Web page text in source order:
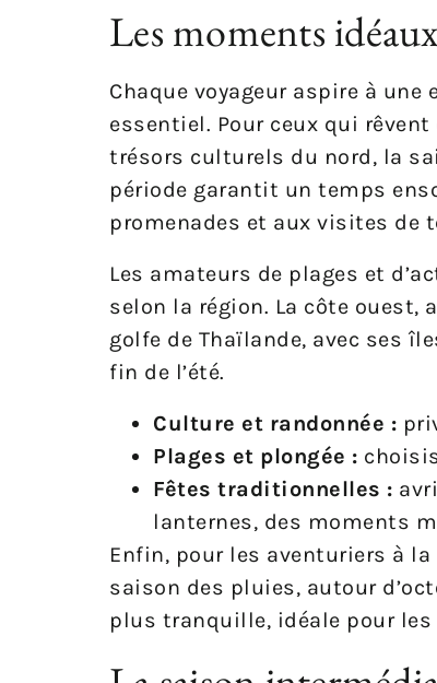
Les moments
Chaque voyageur aspire à
essentiel. Pour ceux qui
trésors culturels du nord, la
période garantit un temps
promenades et aux visites de
Les amateurs de plages et
selon la région. La côte ouest,
golfe de Thaïlande, avec ses
fin de l’été.
Culture et randonnée :
Plages et plongée :
Fêtes traditionnelles :
lanternes, des moments
Enfin, pour les aventuriers à
saison des pluies, autour
plus tranquille, idéale pour